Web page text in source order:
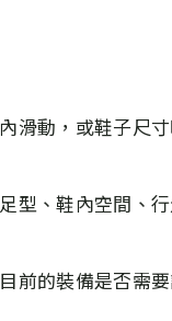
滑動，或鞋子尺寸
型、鞋內空間、
前的裝備是否需要